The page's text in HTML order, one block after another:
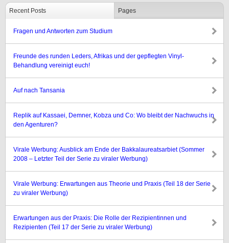
Recent Posts Pages
Fragen und Antworten zum Studium
Freunde des runden Leders, Afrikas und der gepflegten Vinyl-
Behandlung vereinigt euch!
Auf nach Tansania
Replik auf Kassaei, Demner, Kobza und Co: Wo bleibt der Nachwuchs in
den Agenturen?
Virale Werbung: Ausblick am Ende der Bakkalaureatsarbiet (Sommer
2008 – Letzter Teil der Serie zu viraler Werbung)
Virale Werbung: Erwartungen aus Theorie und Praxis (Teil 18 der Serie
zu viraler Werbung)
Erwartungen aus der Praxis: Die Rolle der Rezipientinnen und
Rezipienten (Teil 17 der Serie zu viraler Werbung)